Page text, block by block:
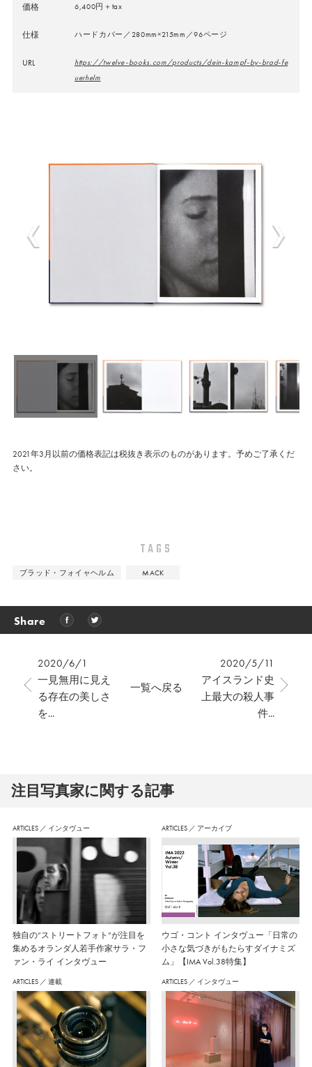
価格 6,400円＋tax
仕様 ハードカバー／280mm×215mm／96ページ
URL
https://twelve-books.com/products/dein-kampf-by-brad-fe
uerhelm
2021年3月以前の価格表記は税抜き表示のものがあります。予めご了承くだ
さい。
TAGS
ブラッド・フォイャヘルム MACK
Share
2020/6/1
一見無用に見え
る存在の美しさ
を...
2020/5/11
アイスランド史
上最大の殺人事
件...
一覧へ戻る
注⽬写真家に関する記事
ARTICLES ／ インタヴュー
独自の“ストリートフォト”が注目を
集めるオランダ人若手作家サラ・フ
ァン・ライ インタヴュー
ARTICLES ／ アーカイブ
ウゴ・コント インタヴュー「日常の
小さな気づきがもたらすダイナミズ
ム」【IMA Vol.38特集】
ARTICLES ／ 連載 ARTICLES ／ インタヴュー